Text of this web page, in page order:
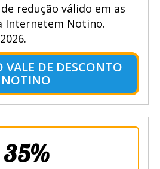
redução válido em as
Internetem Notino.
VALE DE DESCONTO
NOTINO
35%